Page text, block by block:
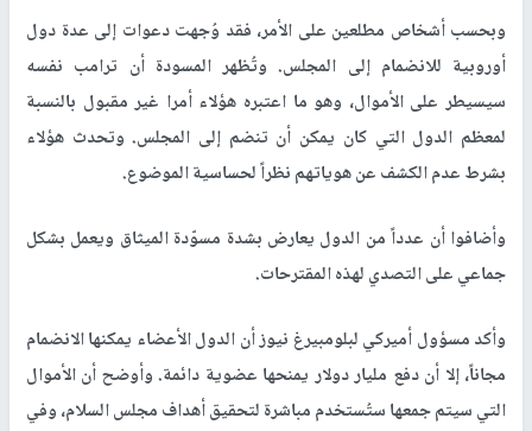
وبحسب أشخاص مطلعين على الأمر، فقد وُجهت دعوات إلى عدة دول
أوروبية للانضمام إلى المجلس. وتُظهر المسودة أن ترامب نفسه
سيسيطر على الأموال، وهو ما اعتبره هؤلاء أمرا غير مقبول بالنسبة
لمعظم الدول التي كان يمكن أن تنضم إلى المجلس. وتحدث هؤلاء
بشرط عدم الكشف عن هوياتهم نظراً لحساسية الموضوع.
وأضافوا أن عدداً من الدول يعارض بشدة مسوّدة الميثاق ويعمل بشكل
جماعي على التصدي لهذه المقترحات.
وأكد مسؤول أميركي لبلومبيرغ نيوز أن الدول الأعضاء يمكنها الانضمام
مجاناً، إلا أن دفع مليار دولار يمنحها عضوية دائمة. وأوضح أن الأموال
التي سيتم جمعها ستُستخدم مباشرة لتحقيق أهداف مجلس السلام، وفي